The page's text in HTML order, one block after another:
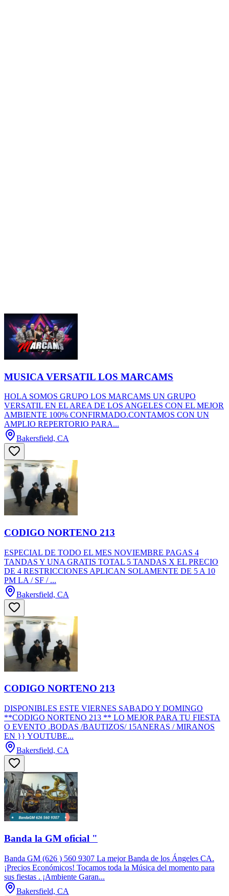
MUSICA VERSATIL LOS MARCAMS
HOLA SOMOS GRUPO LOS MARCAMS UN GRUPO
VERSATIL EN EL AREA DE LOS ANGELES CON EL MEJOR
AMBIENTE 100% CONFIRMADO.CONTAMOS CON UN
AMPLIO REPERTORIO PARA...
Bakersfield, CA
CODIGO NORTENO 213
ESPECIAL DE TODO EL MES NOVIEMBRE PAGAS 4
TANDAS Y UNA GRATIS TOTAL 5 TANDAS X EL PRECIO
DE 4 RESTRICCIONES APLICAN SOLAMENTE DE 5 A 10
PM LA / SF / ...
Bakersfield, CA
CODIGO NORTENO 213
DISPONIBLES ESTE VIERNES SABADO Y DOMINGO
**CODIGO NORTENO 213 ** LO MEJOR PARA TU FIESTA
O EVENTO .BODAS /BAUTIZOS/ 15ANERAS / MIRANOS
EN }} YOUTUBE...
Bakersfield, CA
Banda la GM oficial "
Banda GM (626 ) 560 9307 La mejor Banda de los Ángeles CA.
¡Precios Económicos! Tocamos toda la Música del momento para
sus fiestas . ¡Ambiente Garan...
Bakersfield, CA